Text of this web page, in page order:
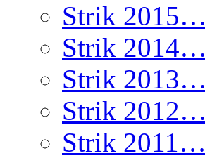
Strik 2015…
Strik 2014…
Strik 2013…
Strik 2012…
Strik 2011…